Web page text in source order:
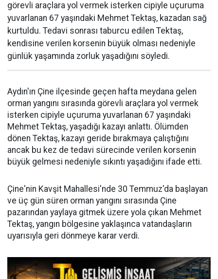
görevli araçlara yol vermek isterken cipiyle uçuruma
yuvarlanan 67 yaşındaki Mehmet Tektaş, kazadan sağ
kurtuldu. Tedavi sonrası taburcu edilen Tektaş,
kendisine verilen korsenin büyük olması nedeniyle
günlük yaşamında zorluk yaşadığını söyledi.
Aydın'ın Çine ilçesinde geçen hafta meydana gelen
orman yangını sırasında görevli araçlara yol vermek
isterken cipiyle uçuruma yuvarlanan 67 yaşındaki
Mehmet Tektaş, yaşadığı kazayı anlattı. Ölümden
dönen Tektaş, kazayı geride bırakmaya çalıştığını
ancak bu kez de tedavi sürecinde verilen korsenin
büyük gelmesi nedeniyle sıkıntı yaşadığını ifade etti.
Çine'nin Kavşit Mahallesi'nde 30 Temmuz'da başlayan
ve üç gün süren orman yangını sırasında Çine
pazarından yaylaya gitmek üzere yola çıkan Mehmet
Tektaş, yangın bölgesine yaklaşınca vatandaşların
uyarısıyla geri dönmeye karar verdi.